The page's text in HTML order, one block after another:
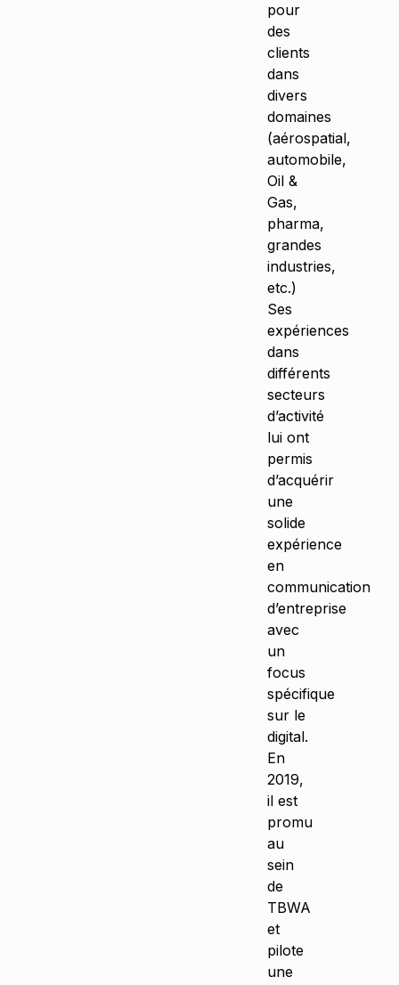
pour
des
clients
dans
divers
domaines
(aérospatial,
automobile,
Oil &
Gas,
pharma,
grandes
industries,
etc.)
Ses
expériences
dans
différents
secteurs
d’activité
lui ont
permis
d’acquérir
une
solide
expérience
en
communication
d’entreprise
avec
un
focus
spécifique
sur le
digital.
En
2019,
il est
promu
au
sein
de
TBWA
et
pilote
une